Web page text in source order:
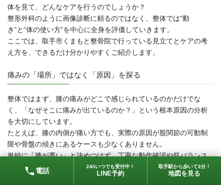
体を見て、どんなケアを行うのでしょうか？
整形外科のように画像診断に頼るのではなく、整体では“動
き”と“体の使い方”を中心に全身を評価していきます。
ここでは、取手市くまもと整骨院で行っている見立てとケアの考
え方を、できるだけ分かりやすくご紹介します。
痛みの「場所」ではなく「原因」を探る
整体ではまず、膝の痛みがどこで感じられているのかだけでな
く、「なぜそこに痛みが出ているのか？」という根本原因の分析
を大切にしています。
たとえば、膝の内側が痛い方でも、実際の原因が股関節の可動制
限や骨盤の傾きにあるケースも少なくありません。
単純に「膝が悪い」と決めつけず、丁寧な動作確認や筋バランス
のチェックから、体全体を読み解いていきます。
電話 24hいつでも受付中！
LINE予約
取手駅から歩いて3分！
地図を見る